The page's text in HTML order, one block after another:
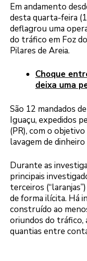
Em andamento
desta quarta-feira
deflagrou uma
do tráfico em Foz
Pilares de Areia.
Choque
deixa uma
São 12 mandados
Iguaçu, expedidos
(PR), com o
lavagem de
Durante as
principais
terceiros
de forma ilícita. Há
construído ao
oriundos do tráfico,
quantias entre